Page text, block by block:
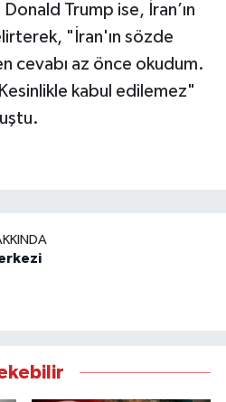
Trump ise, İran’ın
"İran'ın sözde
cevabı az önce okudum.
kabul edilemez"